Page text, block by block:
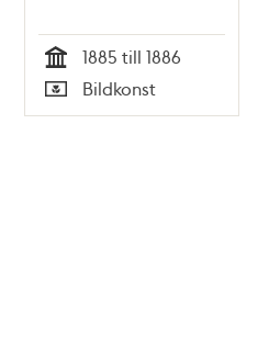
Tid
1885 till 1886
Typ
Bildkonst